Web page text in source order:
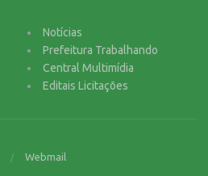
Notícias
Prefeitura Trabalhando
Central Multimídia
Editais Licitações
Webmail